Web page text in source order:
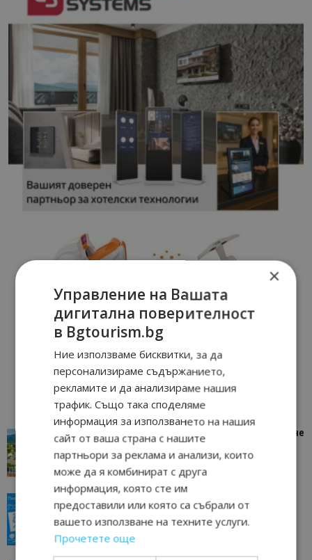
“Пощенска картичка от…”: Петрич – Изживяване
отвъд очакваното
Петрич 11/07/2026 11:22
“Пощенска картичка от…”: Пловдив, градът на
всички времена
×
Управление на Вашата
дигитална поверителност
в Bgtourism.bg
Ние използваме бисквитки, за да
персонализираме съдържанието,
рекламите и да анализираме нашия
трафик. Също така споделяме
информация за използването на нашия
сайт от ваша страна с нашите
партньори за реклама и анализи, които
може да я комбинират с друга
информация, която сте им
предоставили или която са събрали от
вашето използване на техните услуги.
Прочетете още